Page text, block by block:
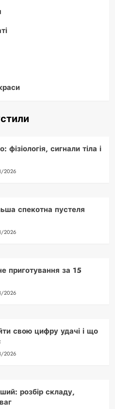
сигнали тіла і
2026
спекотна пустеля
2026
приготування за 15
2026
свою цифру удачі і що
2026
розбір складу,